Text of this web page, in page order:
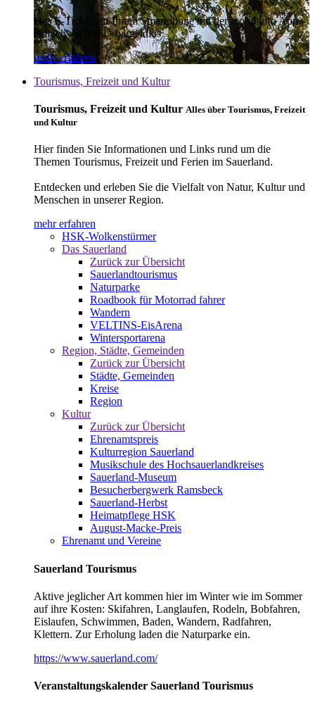
Das E-Ticket auf Ihrem Smartphone mit der mobil info App -
einfach - schnell - bargeldlos
mehr erfahren
Tourismus, Freizeit und Kultur
Tourismus, Freizeit und Kultur Alles über Tourismus, Freizeit
und Kultur
Hier finden Sie Informationen und Links rund um die
Themen Tourismus, Freizeit und Ferien im Sauerland.
Entdecken und erleben Sie die Vielfalt von Natur, Kultur und
Menschen in unserer Region.
mehr erfahren
HSK-Wolkenstürmer
Das Sauerland
Zurück zur Übersicht
Sauerlandtourismus
Naturparke
Roadbook für Motorrad fahrer
Wandern
VELTINS-EisArena
Wintersportarena
Region, Städte, Gemeinden
Zurück zur Übersicht
Städte, Gemeinden
Kreise
Region
Kultur
Zurück zur Übersicht
Ehrenamtspreis
Kulturregion Sauerland
Musikschule des Hochsauerlandkreises
Sauerland-Museum
Besucherbergwerk Ramsbeck
Sauerland-Herbst
Heimatpflege HSK
August-Macke-Preis
Ehrenamt und Vereine
Sauerland Tourismus
Aktive jeglicher Art kommen hier im Winter wie im Sommer
auf ihre Kosten: Skifahren, Langlaufen, Rodeln, Bobfahren,
Eislaufen, Schwimmen, Baden, Wandern, Radfahren,
Klettern. Zur Erholung laden die Naturparke ein.
https://www.sauerland.com/
Veranstaltungskalender Sauerland Tourismus